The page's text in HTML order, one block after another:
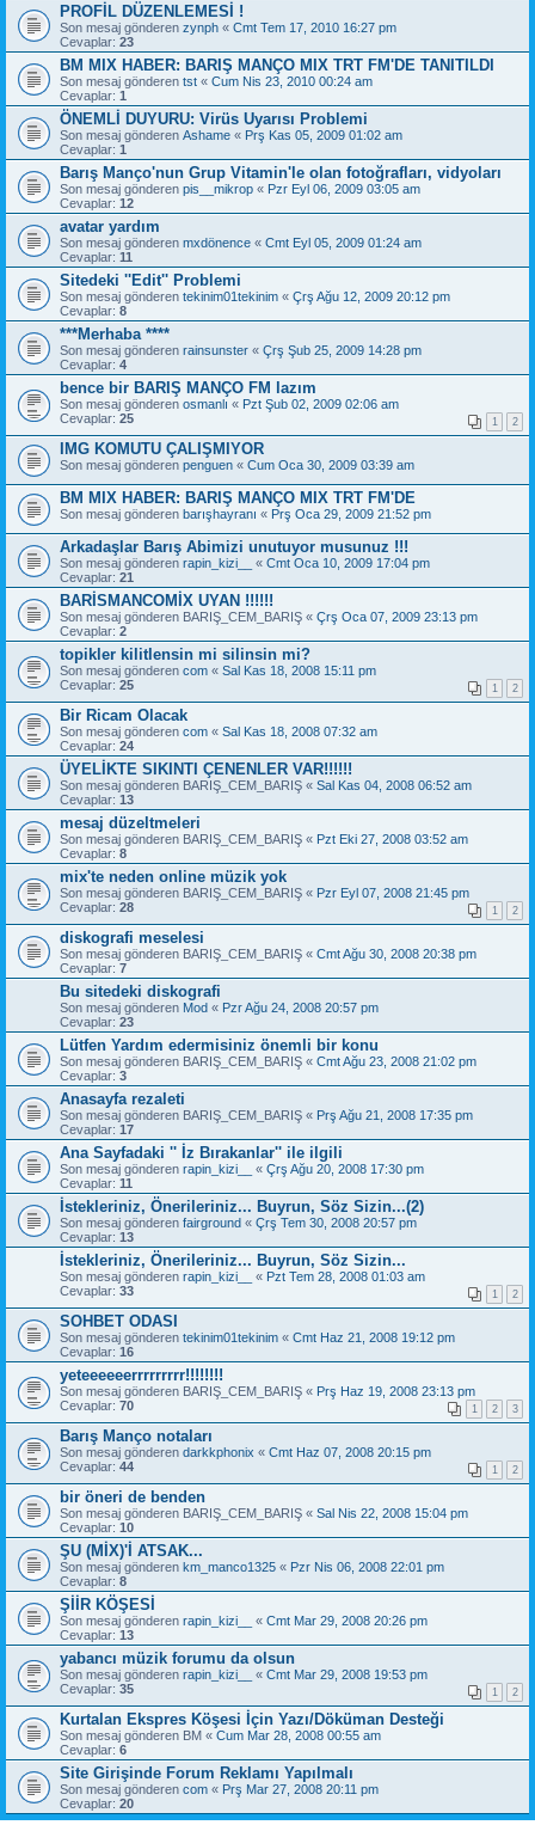
PROFİL DÜZENLEMESİ !
Son mesaj gönderen zynph « Cmt Tem 17, 2010 16:27 pm
Cevaplar: 23
BM MIX HABER: BARIŞ MANÇO MIX TRT FM'DE TANITILDI
Son mesaj gönderen tst « Cum Nis 23, 2010 00:24 am
Cevaplar: 1
ÖNEMLİ DUYURU: Virüs Uyarısı Problemi
Son mesaj gönderen Ashame « Prş Kas 05, 2009 01:02 am
Cevaplar: 1
Barış Manço'nun Grup Vitamin'le olan fotoğrafları, vidyoları
Son mesaj gönderen pis__mikrop « Pzr Eyl 06, 2009 03:05 am
Cevaplar: 12
avatar yardım
Son mesaj gönderen mxdönence « Cmt Eyl 05, 2009 01:24 am
Cevaplar: 11
Sitedeki ''Edit'' Problemi
Son mesaj gönderen tekinim01tekinim « Çrş Ağu 12, 2009 20:12 pm
Cevaplar: 8
***Merhaba ****
Son mesaj gönderen rainsunster « Çrş Şub 25, 2009 14:28 pm
Cevaplar: 4
bence bir BARIŞ MANÇO FM lazım
Son mesaj gönderen osmanlı « Pzt Şub 02, 2009 02:06 am
Cevaplar: 25 1 2
IMG KOMUTU ÇALIŞMIYOR
Son mesaj gönderen penguen « Cum Oca 30, 2009 03:39 am
BM MIX HABER: BARIŞ MANÇO MIX TRT FM'DE
Son mesaj gönderen barışhayranı « Prş Oca 29, 2009 21:52 pm
Arkadaşlar Barış Abimizi unutuyor musunuz !!!
Son mesaj gönderen rapin_kizi__ « Cmt Oca 10, 2009 17:04 pm
Cevaplar: 21
BARİSMANCOMİX UYAN !!!!!!
Son mesaj gönderen BARIŞ_CEM_BARIŞ « Çrş Oca 07, 2009 23:13 pm
Cevaplar: 2
topikler kilitlensin mi silinsin mi?
Son mesaj gönderen com « Sal Kas 18, 2008 15:11 pm
Cevaplar: 25 1 2
Bir Ricam Olacak
Son mesaj gönderen com « Sal Kas 18, 2008 07:32 am
Cevaplar: 24
ÜYELİKTE SIKINTI ÇENENLER VAR!!!!!!
Son mesaj gönderen BARIŞ_CEM_BARIŞ « Sal Kas 04, 2008 06:52 am
Cevaplar: 13
mesaj düzeltmeleri
Son mesaj gönderen BARIŞ_CEM_BARIŞ « Pzt Eki 27, 2008 03:52 am
Cevaplar: 8
mix'te neden online müzik yok
Son mesaj gönderen BARIŞ_CEM_BARIŞ « Pzr Eyl 07, 2008 21:45 pm
Cevaplar: 28 1 2
diskografi meselesi
Son mesaj gönderen BARIŞ_CEM_BARIŞ « Cmt Ağu 30, 2008 20:38 pm
Cevaplar: 7
Bu sitedeki diskografi
Son mesaj gönderen Mod « Pzr Ağu 24, 2008 20:57 pm
Cevaplar: 23
Lütfen Yardım edermisiniz önemli bir konu
Son mesaj gönderen BARIŞ_CEM_BARIŞ « Cmt Ağu 23, 2008 21:02 pm
Cevaplar: 3
Anasayfa rezaleti
Son mesaj gönderen BARIŞ_CEM_BARIŞ « Prş Ağu 21, 2008 17:35 pm
Cevaplar: 17
Ana Sayfadaki '' İz Bırakanlar'' ile ilgili
Son mesaj gönderen rapin_kizi__ « Çrş Ağu 20, 2008 17:30 pm
Cevaplar: 11
İstekleriniz, Önerileriniz... Buyrun, Söz Sizin...(2)
Son mesaj gönderen fairground « Çrş Tem 30, 2008 20:57 pm
Cevaplar: 13
İstekleriniz, Önerileriniz... Buyrun, Söz Sizin...
Son mesaj gönderen rapin_kizi__ « Pzt Tem 28, 2008 01:03 am
Cevaplar: 33 1 2
SOHBET ODASI
Son mesaj gönderen tekinim01tekinim « Cmt Haz 21, 2008 19:12 pm
Cevaplar: 16
yeteeeeeerrrrrrrrr!!!!!!!!
Son mesaj gönderen BARIŞ_CEM_BARIŞ « Prş Haz 19, 2008 23:13 pm
Cevaplar: 70 1 2 3
Barış Manço notaları
Son mesaj gönderen darkkphonix « Cmt Haz 07, 2008 20:15 pm
Cevaplar: 44 1 2
bir öneri de benden
Son mesaj gönderen BARIŞ_CEM_BARIŞ « Sal Nis 22, 2008 15:04 pm
Cevaplar: 10
ŞU (MİX)'İ ATSAK...
Son mesaj gönderen km_manco1325 « Pzr Nis 06, 2008 22:01 pm
Cevaplar: 8
ŞİİR KÖŞESİ
Son mesaj gönderen rapin_kizi__ « Cmt Mar 29, 2008 20:26 pm
Cevaplar: 13
yabancı müzik forumu da olsun
Son mesaj gönderen rapin_kizi__ « Cmt Mar 29, 2008 19:53 pm
Cevaplar: 35 1 2
Kurtalan Ekspres Köşesi İçin Yazı/Döküman Desteği
Son mesaj gönderen BM « Cum Mar 28, 2008 00:55 am
Cevaplar: 6
Site Girişinde Forum Reklamı Yapılmalı
Son mesaj gönderen com « Prş Mar 27, 2008 20:11 pm
Cevaplar: 20